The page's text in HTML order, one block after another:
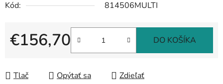
Kód:
814506MULTI
€156,70 DO KOŠÍKA
Tlač Opýtať sa Zdieľať